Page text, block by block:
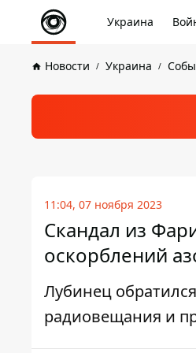
Украина
Новости Украина
11:04, 07 ноября 2023
Скандал из
оскорблений
Лубинец
радиовещания и